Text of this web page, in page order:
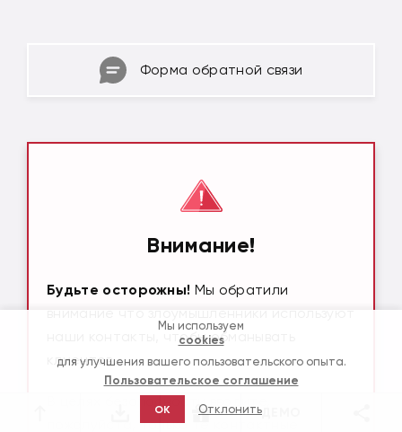
Форма обратной связи
Внимание!
Будьте осторожны! Мы обратили
наши контакты, чтобы обманывать
клиентов.
В целях безопасности вводите,
пожалуйста, только те контактные
Мы используем
cookies
для улучшения вашего пользовательского опыта.
Пользовательское соглашение
OK ОтклонитьДЕМО